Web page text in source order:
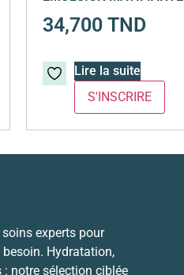
34,700TND
Lire la suite
experts pour
Hydratation,
notre sélection ciblée